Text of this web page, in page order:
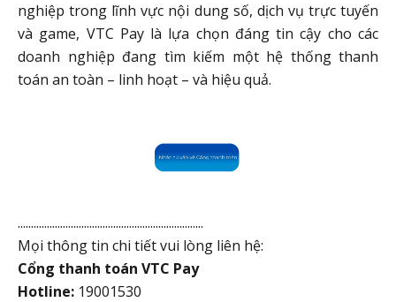
nghiệp trong lĩnh vực nội dung số, dịch vụ trực tuyến
và game, VTC Pay là lựa chọn đáng tin cậy cho các
doanh nghiệp đang tìm kiếm một hệ thống thanh
toán an toàn – linh hoạt – và hiệu quả.
......................................................................
Mọi thông tin chi tiết vui lòng liên hệ:
Cổng thanh toán VTC Pay
Hotline: 19001530